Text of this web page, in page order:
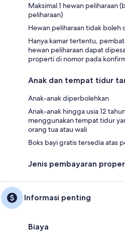
Maksimal 1 hewan peliharaan
peliharaan)
Hewan peliharaan tidak boleh
Hanya kamar tertentu,
hewan peliharaan dapat
properti di nomor pada
Anak dan tempat tidur
Anak-anak diperbolehkan
Anak-anak hingga usia 12
menggunakan tempat tidur
orang tua atau wali
Boks bayi gratis tersedia atas
Jenis pembayaran
Informasi penting
Biaya